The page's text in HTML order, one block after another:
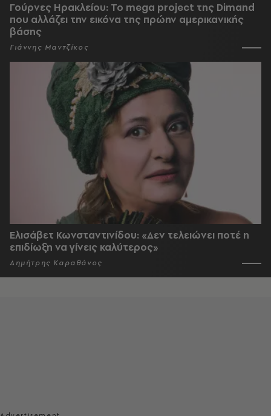
Γούρνες Ηρακλείου: To mega project της Dimand
που αλλάζει την εικόνα της πρώην αμερικανικής
βάσης
Γιάννης Μαντζίκος
Ελισάβετ Κωνσταντινίδου: «Δεν τελειώνει ποτέ η
επιδίωξη να γίνεις καλύτερος»
Δημήτρης Καραθάνος